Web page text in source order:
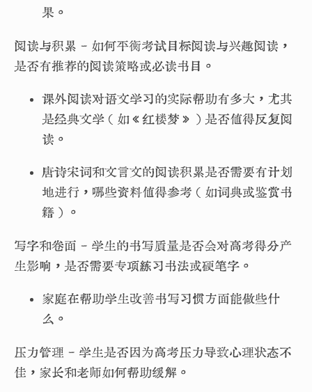
果。
阅读与积累 - 如何平衡考试目标阅读与兴趣阅读，
是否有推荐的阅读策略或必读书目。
课外阅读对语文学习的实际帮助有多大，尤其
是经典文学（如《红楼梦》）是否值得反复阅
读。
唐诗宋词和文言文的阅读积累是否需要有计划
地进行，哪些资料值得参考（如词典或鉴赏书
籍）。
写字和卷面 - 学生的书写质量是否会对高考得分产
生影响，是否需要专项练习书法或硬笔字。
家庭在帮助学生改善书写习惯方面能做些什
么。
压力管理 - 学生是否因为高考压力导致心理状态不
佳，家长和老师如何帮助缓解。